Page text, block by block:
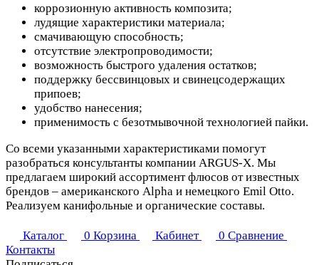
коррозионную активность композита;
лудящие характеристики материала;
смачивающую способность;
отсутствие электропроводимости;
возможность быстрого удаления остатков;
поддержку бессвинцовых и свинецсодержащих
припоев;
удобство нанесения;
применимость с безотмывочной технологией пайки.
Со всеми указанными характеристиками помогут
разобраться консультанты компании ARGUS-X. Мы
предлагаем широкий ассортимент флюсов от известных
брендов – американского Alpha и немецкого Emil Otto.
Реализуем канифольные и органические составы.
Каталог 0 Корзина Кабинет 0 Сравнение
Контакты